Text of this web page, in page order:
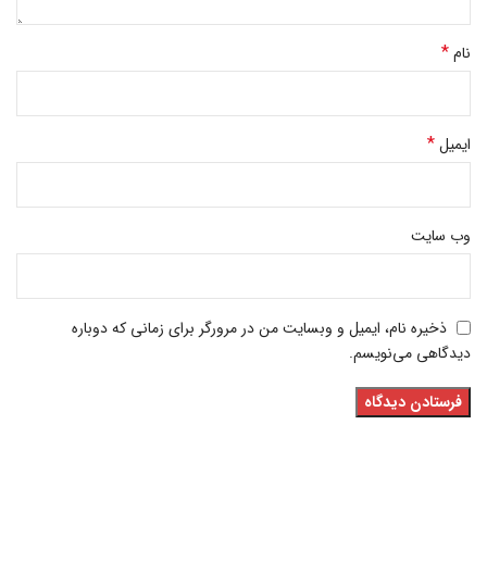
نام*
ایمیل*
وب‌ سایت
ذخیره نام، ایمیل و وبسایت من در مرورگر برای زمانی که دوباره
دیدگاهی می‌نویسم.